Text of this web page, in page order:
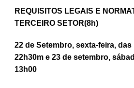
REQUISITOS LEGAIS E
TERCEIRO SETOR(8h)
22 de Setembro, sexta-feira, das
22h30m e 23 de setembro,
13h00